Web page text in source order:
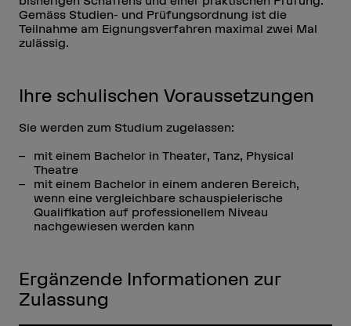
Gemäss Studien- und Prüfungsordnung ist die
Teilnahme am Eignungsverfahren maximal zwei Mal
zulässig.
Ihre schulischen Voraussetzungen
Sie werden zum Studium zugelassen:
mit einem Bachelor in Theater, Tanz, Physical
Theatre
mit einem Bachelor in einem anderen Bereich,
wenn eine vergleichbare schauspielerische
Qualifikation auf professionellem Niveau
nachgewiesen werden kann
Ergänzende Informationen zur
Zulassung